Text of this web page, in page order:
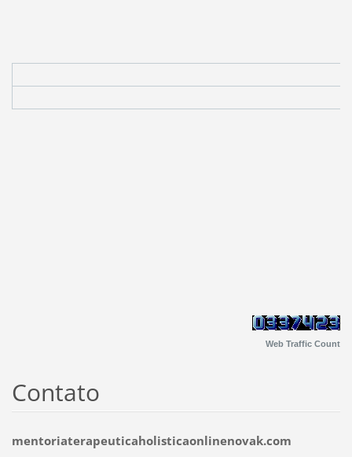
Web Traffic Count
Contato
mentoriaterapeuticaholisticaonlinenovak.com